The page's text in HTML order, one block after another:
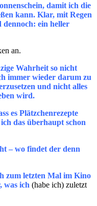
damit ich die
kann. Klar, mit Regen
ein heller
an.
Wahrheit so nicht
immer wieder darum zu
und nicht alles
wird.
es Plätzchenrezepte
das überhaupt schon
– wo findet der denn
zum letzten Mal im Kino
was ich (habe ich) zuletzt